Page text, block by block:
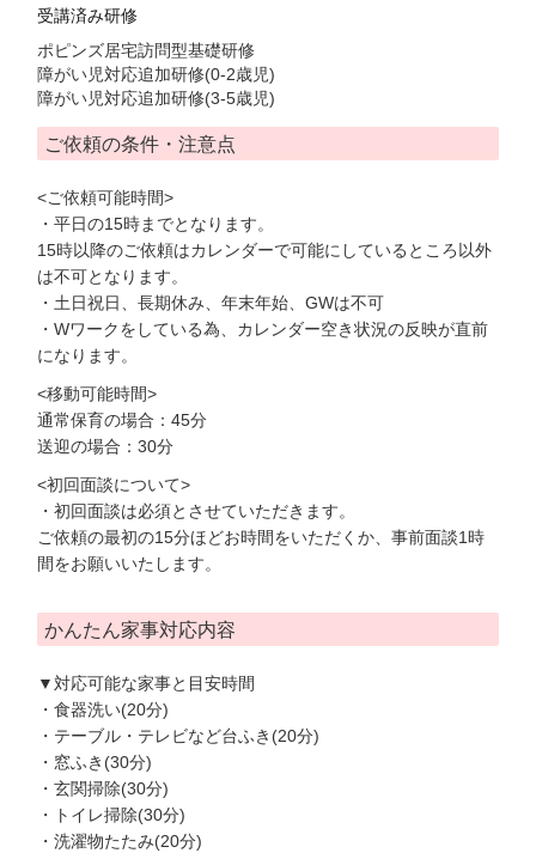
受講済み研修
ポピンズ居宅訪問型基礎研修
障がい児対応追加研修(0-2歳児)
障がい児対応追加研修(3-5歳児)
ご依頼の条件・注意点
<ご依頼可能時間>
・平日の15時までとなります。
15時以降のご依頼はカレンダーで可能にしているところ以外
は不可となります。
・土日祝日、長期休み、年末年始、GWは不可
・Wワークをしている為、カレンダー空き状況の反映が直前
になります。
<移動可能時間>
通常保育の場合：45分
送迎の場合：30分
<初回面談について>
・初回面談は必須とさせていただきます。
ご依頼の最初の15分ほどお時間をいただくか、事前面談1時
間をお願いいたします。
かんたん家事対応内容
▼対応可能な家事と目安時間
・食器洗い(20分)
・テーブル・テレビなど台ふき(20分)
・窓ふき(30分)
・玄関掃除(30分)
・トイレ掃除(30分)
・洗濯物たたみ(20分)